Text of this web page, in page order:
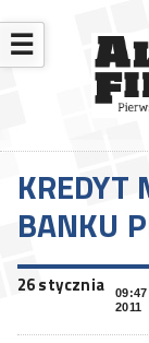
☰
KREDYT
BANKU
26 stycznia
09:47
2011